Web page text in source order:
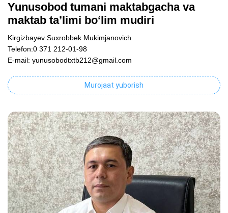
Yunusobod tumani maktabgacha va
maktab ta’limi bo‘lim mudiri
Kirgizbayev Suxrobbek Mukimjanovich
Telefon:0 371 212-01-98
E-mail: yunusobodtxtb212@gmail.com
Murojaat yuborish